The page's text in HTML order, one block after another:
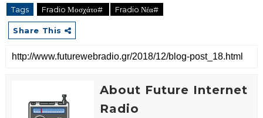
Tags Fradio Μοσχάτο# Fradio Νέα#
Share This
About Future Internet
Radio